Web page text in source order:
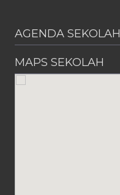
AGENDA SEKOLAH
MAPS SEKOLAH